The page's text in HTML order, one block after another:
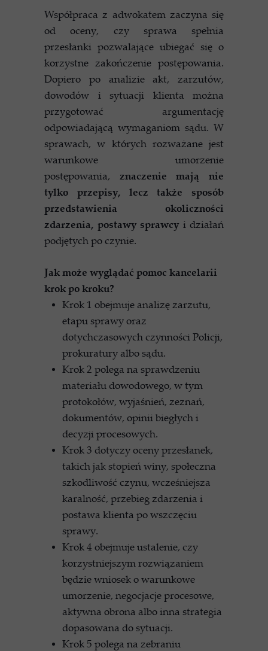
Współpraca z adwokatem zaczyna się
od oceny, czy sprawa spełnia
przesłanki pozwalające ubiegać się o
korzystne zakończenie postępowania.
Dopiero po analizie akt, zarzutów,
dowodów i sytuacji klienta można
przygotować argumentację
odpowiadającą wymaganiom sądu. W
sprawach, w których rozważane jest
warunkowe umorzenie
postępowania, znaczenie mają nie
tylko przepisy, lecz także sposób
przedstawienia okoliczności
zdarzenia, postawy sprawcy i działań
podjętych po czynie.
Jak może wyglądać pomoc kancelarii
krok po kroku?
Krok 1 obejmuje analizę zarzutu,
etapu sprawy oraz
dotychczasowych czynności Policji,
prokuratury albo sądu.
Krok 2 polega na sprawdzeniu
materiału dowodowego, w tym
protokołów, wyjaśnień, zeznań,
dokumentów, opinii biegłych i
decyzji procesowych.
Krok 3 dotyczy oceny przesłanek,
takich jak stopień winy, społeczna
szkodliwość czynu, wcześniejsza
karalność, przebieg zdarzenia i
postawa klienta po wszczęciu
sprawy.
Krok 4 obejmuje ustalenie, czy
korzystniejszym rozwiązaniem
będzie wniosek o warunkowe
umorzenie, negocjacje procesowe,
aktywna obrona albo inna strategia
dopasowana do sytuacji.
Krok 5 polega na zebraniu